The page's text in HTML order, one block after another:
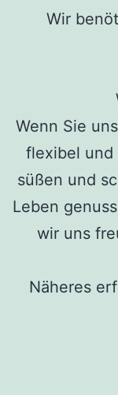
Wir
Wenn Sie
flexibel und
süßen und
Leben
wir uns
Näheres